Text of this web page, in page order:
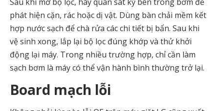
phát hiện cặn, rác hoặc dị vật. Dùng bàn chải mềm kết
hợp nước sạch để chà rửa các chi tiết bị bẩn. Sau khi
vệ sinh xong, lắp lại bộ lọc đúng khớp và thử khởi
động lại máy. Trong nhiều trường hợp, chỉ cần làm
sạch bơm là máy có thể vận hành bình thường trở lại.
Board mạch lỗi